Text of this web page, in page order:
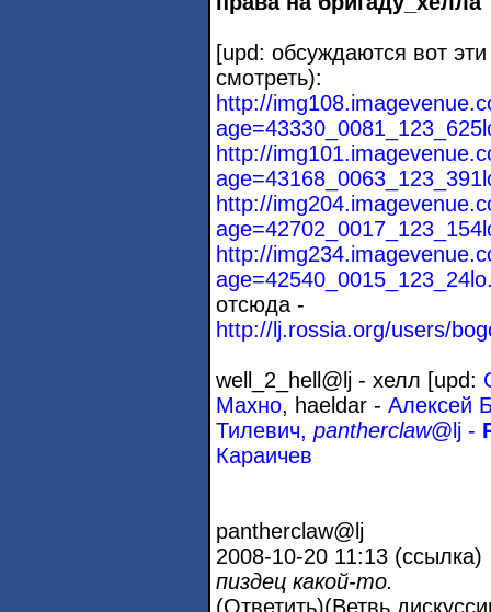
[upd: обсуждаются вот
смотреть):
http://
http://
http://
http://
отсюда -
http://lj.rossia.org/users/
well_2_hell@lj - хелл [upd:
Махно, haeldar - Алексей
Тилевич, pantherclaw@lj -
Караичев
pantherclaw@lj
2008-10-20 11:13 (ссылка)
пиздец какой-то.
(Ответить)(Ветвь